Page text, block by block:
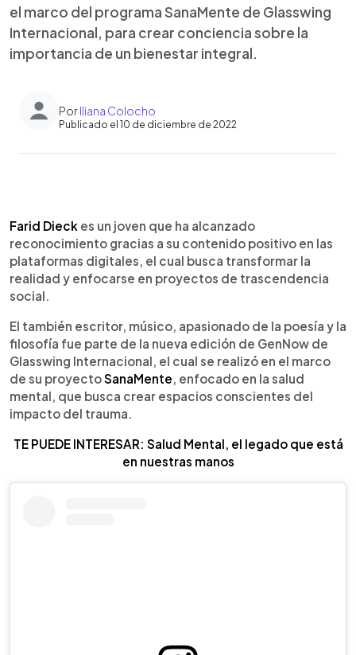
el marco del programa SanaMente de Glasswing
Internacional, para crear conciencia sobre la
importancia de un bienestar integral.
PorIliana Colocho
Publicado el 10 de diciembre de 2022
► Escuchar artículo
Farid Dieck es un joven que ha alcanzado
reconocimiento gracias a su contenido positivo en las
plataformas digitales, el cual busca transformar la
realidad y enfocarse en proyectos de trascendencia
social.
El también escritor, músico, apasionado de la poesía y la
filosofía fue parte de la nueva edición de GenNow de
Glasswing Internacional, el cual se realizó en el marco
de su proyectoSanaMente, enfocado en la salud
mental, que busca crear espacios conscientes del
impacto del trauma.
TE PUEDE INTERESAR: Salud Mental, el legado que está
en nuestras manos